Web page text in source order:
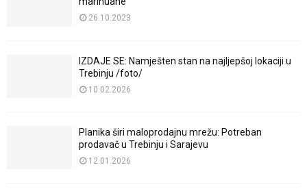
26.10.2023
IZDAJE SE: Namješten stan na najljepšoj lokaciji u
Trebinju /foto/
10.02.2026
Planika širi maloprodajnu mrežu: Potreban
prodavač u Trebinju i Sarajevu
12.01.2026